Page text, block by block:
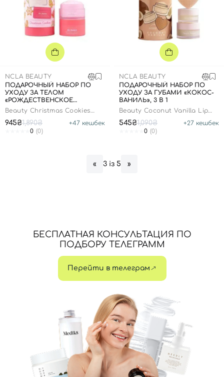
NCLA BEAUTY
ПОДАРОЧНЫЙ НАБОР ПО
УХОДУ ЗА ТЕЛОМ
«РОЖДЕСТВЕНСКОЕ
ПЕЧЕНЬЕ», 2 В 1
Beauty Christmas Cookies
945₴1,890₴ +47 кешбек
0 (0)
NCLA BEAUTY
ПОДАРОЧНЫЙ НАБОР ПО
УХОДУ ЗА ГУБАМИ «КОКОС-
ВАНИЛЬ», 3 В 1
Beauty Coconut Vanilla Lip
545₴1,090₴ +27 кешбек
0 (0)
« 3 із 5 »
БЕСПЛАТНАЯ КОНСУЛЬТАЦИЯ ПО
ПОДБОРУ ТЕЛЕГРАММ
Перейти в телеграм
Вход Регистрация
Отправляя форму для авторизации/регистрации, вы
принимаете условияПользовательские соглашения
Войти с помощью e-mail